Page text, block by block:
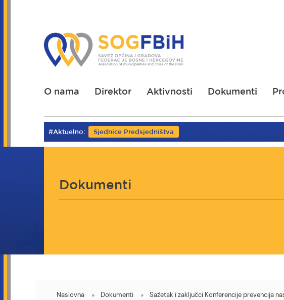
O nama Direktor Aktivnosti Dokumenti
#Aktuelno: Sjednice Predsjedništva
Dokumenti
You
Naslovna Dokumenti Sažetak i zaključci Konferencije prevencija